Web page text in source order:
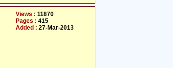
Views : 11870
Pages : 415
Added : 27-Mar-2013